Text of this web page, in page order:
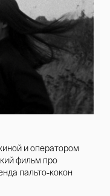
и оператором
фильм про
пальто-кокон